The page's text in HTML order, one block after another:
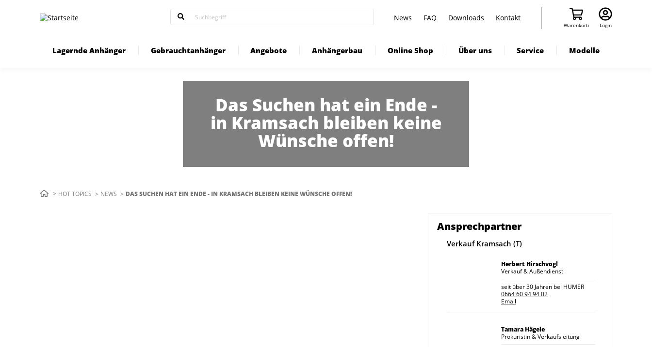
News FAQ Downloads Kontakt
Warenkorb Login
Lagernde Anhänger Gebrauchtanhänger Angebote Anhängerbau Online Shop Über uns Service Modelle
Das Suchen hat ein Ende -
in Kramsach bleiben keine
Wünsche offen!
HOT TOPICS NEWS AKTUELL:
DAS SUCHEN HAT EIN ENDE - IN KRAMSACH BLEIBEN KEINE WÜNSCHE OFFEN!
Ansprechpartner
Verkauf Kramsach (T)
Herbert Hirschvogl
Verkauf & Außendienst
seit über 30 Jahren bei HUMER
0664 60 94 94 02
Email
Tamara Hägele
Prokuristin & Verkaufsleitung